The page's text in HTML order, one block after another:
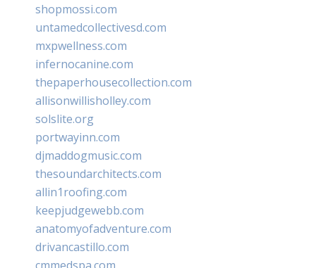
shopmossi.com
untamedcollectivesd.com
mxpwellness.com
infernocanine.com
thepaperhousecollection.com
allisonwillisholley.com
solslite.org
portwayinn.com
djmaddogmusic.com
thesoundarchitects.com
allin1roofing.com
keepjudgewebb.com
anatomyofadventure.com
drivancastillo.com